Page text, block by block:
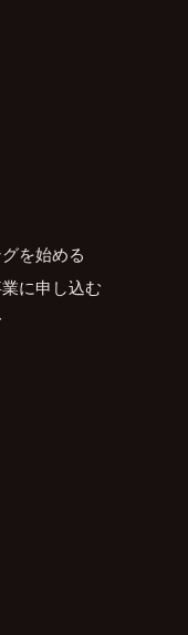
を始める
に申し込む